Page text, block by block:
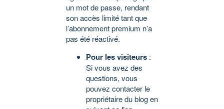
un mot de passe, rendant
son accès limité tant que
l’abonnement premium n’a
pas été réactivé.
Pour les visiteurs :
Si vous avez des
questions, vous
pouvez contacter le
propriétaire du blog en